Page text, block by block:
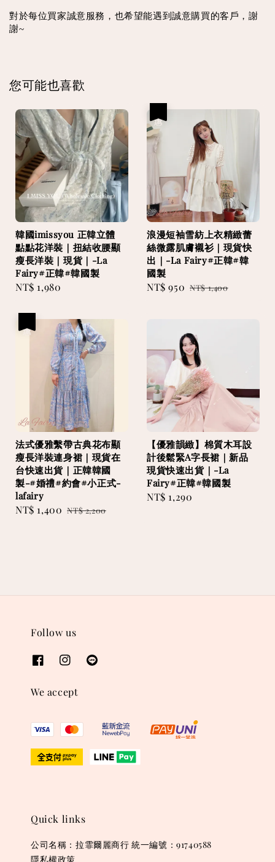
對於每位買家誠意服務，也希望能遇到誠意購買的客戶，謝
謝~
您可能也喜歡
韓國imissyou 正韓立體
點點花洋裝｜扭結收腰顯
瘦長洋裝｜現貨｜-La
Fairy#正韓#韓國製
Regular
NT$ 1,980
浪漫短袖雪紡上衣精緻蕾
絲微露肌膚襯衫｜現貨快
出｜-La Fairy#正韓#韓
國製
Sale
NT$ 950 Regular
NT$ 1,400
法式優雅繫帶古典花布顯
瘦長洋裝連身裙｜現貨在
台快速出貨｜正韓韓國
製-#婚禮#約會#小正式-
lafairy
Sale
NT$ 1,400 Regular
NT$ 2,200
【優雅韻緻】棉質木耳設
計後鬆緊A字長裙｜新品
現貨快速出貨｜-La
Fairy#正韓#韓國製
Regular
NT$ 1,290
Follow us
We accept
Quick links
公司名稱：拉霏爾麗商行 統一編號：91740588
隱私權政策